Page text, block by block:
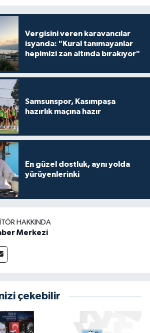
Vergisini veren karavancılar
isyanda: "Kural tanımayanlar
hepimizi zan altında bırakıyor"
Samsunspor, Kasımpaşa
hazırlık maçına hazır
En güzel dostluk, aynı yolda
yürüyenlerinki
HAKKINDA
Merkezi
çekebilir